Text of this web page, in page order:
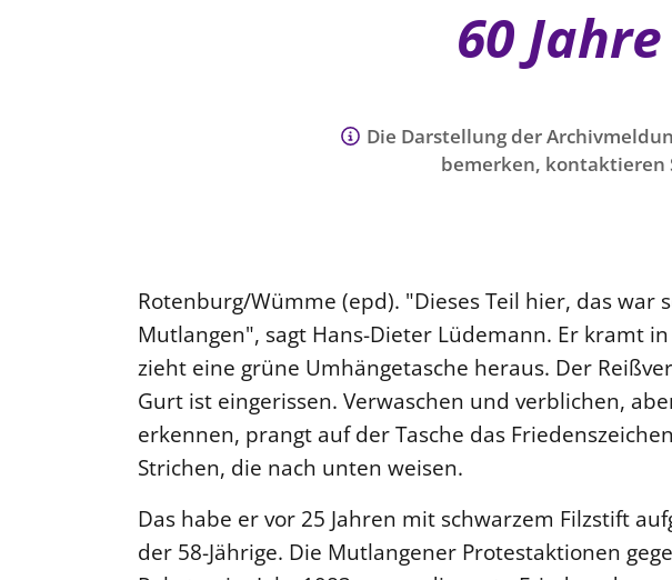
60
Die Darstellung der
bemerken, kontaktieren
Rotenburg/Wümme (epd). "Dieses Teil hier, das war
Mutlangen", sagt Hans-Dieter Lüdemann. Er kramt
zieht eine grüne Umhängetasche heraus. Der
Gurt ist eingerissen. Verwaschen und verblichen,
erkennen, prangt auf der Tasche das
Strichen, die nach unten weisen.
Das habe er vor 25 Jahren mit schwarzem Filzstift
der 58-Jährige. Die Mutlangener Protestaktionen